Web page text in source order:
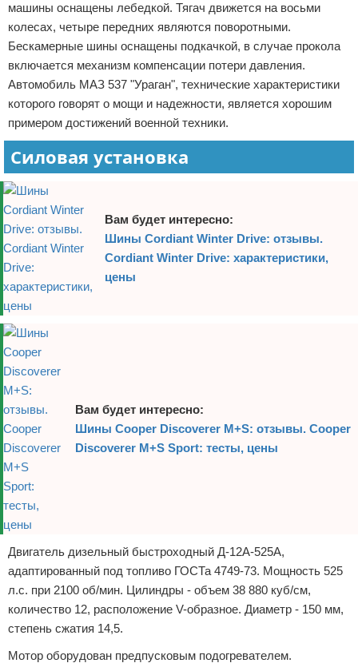
машины оснащены лебедкой. Тягач движется на восьми
колесах, четыре передних являются поворотными.
Бескамерные шины оснащены подкачкой, в случае прокола
включается механизм компенсации потери давления.
Автомобиль МАЗ 537 "Ураган", технические характеристики
которого говорят о мощи и надежности, является хорошим
примером достижений военной техники.
Силовая установка
Вам будет интересно:
Шины Cordiant Winter Drive: отзывы.
Cordiant Winter Drive: характеристики,
цены
Вам будет интересно:
Шины Cooper Discoverer M+S: отзывы. Cooper
Discoverer M+S Sport: тесты, цены
Двигатель дизельный быстроходный Д-12А-525А,
адаптированный под топливо ГОСТа 4749-73. Мощность 525
л.с. при 2100 об/мин. Цилиндры - объем 38 880 куб/см,
количество 12, расположение V-образное. Диаметр - 150 мм,
степень сжатия 14,5.
Мотор оборудован предпусковым подогревателем.